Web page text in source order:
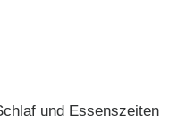
und Essenszeiten